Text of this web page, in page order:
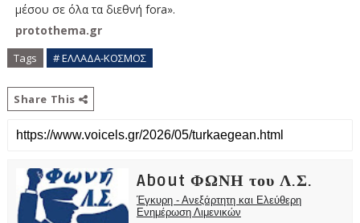
μέσου σε όλα τα διεθνή fora».
protothema.gr
Tags # ΕΛΛΑΔΑ-ΚΟΣΜΟΣ
Share This
About ΦΩΝΗ του Λ.Σ.
Έγκυρη - Ανεξάρτητη και Ελεύθερη
Ενημέρωση Λιμενικών